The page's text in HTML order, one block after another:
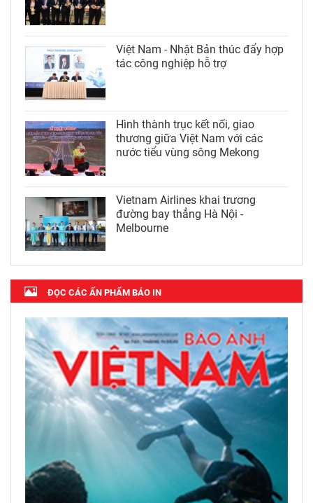
Việt Nam - Nhật Bản thúc đẩy hợp
tác công nghiệp hỗ trợ
Hình thành trục kết nối, giao
thương giữa Việt Nam với các
nước tiểu vùng sông Mekong
Vietnam Airlines khai trương
đường bay thẳng Hà Nội -
Melbourne
ĐỌC CÁC ẤN PHẨM BÁO IN